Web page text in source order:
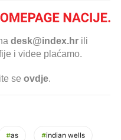
desk@index.hr ili
i videe plaćamo.
se ovdje.
#as #indian wells